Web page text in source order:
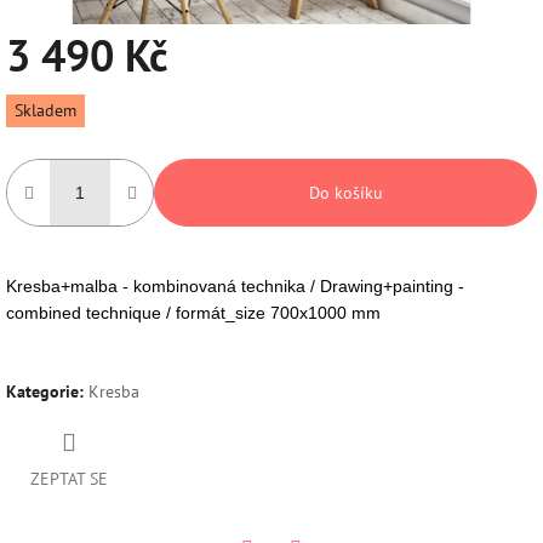
3 490 Kč
Měrná
cena:
Skladem
Do košíku
Kresba+malba - kombinovaná technika / Drawing+painting -
combined technique / formát_size 700x1000 mm
Kategorie: Kresba
ZEPTAT SE